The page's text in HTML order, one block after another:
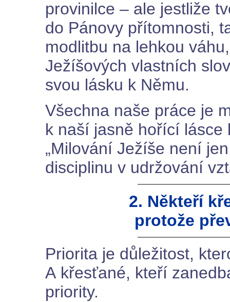
provinilce – ale jestliže
do Pánovy přítomnosti,
modlitbu na lehkou
Ježíšových vlastních
svou lásku k Němu.
Všechna naše práce je
k naší jasně hořící
„Milování Ježíše není
disciplinu v udržování
2. Někteří
protože
Priorita je důležitost,
A křesťané, kteří
priority.